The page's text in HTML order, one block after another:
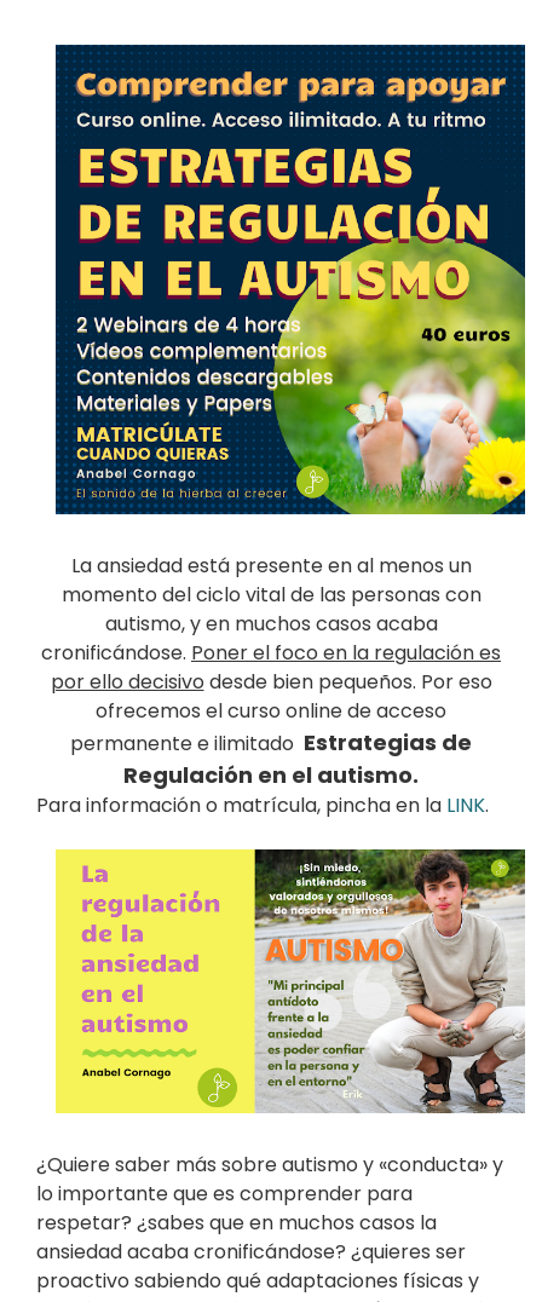
La ansiedad está presente en al menos un
momento del ciclo vital de las personas con
autismo, y en muchos casos acaba
cronificándose. Poner el foco en la regulación es
por ello decisivo desde bien pequeños. Por eso
ofrecemos el curso online de acceso
permanente e ilimitado Estrategias de
Regulación en el autismo.
Para información o matrícula, pincha en la LINK.
¿Quiere saber más sobre autismo y «conducta» y
lo importante que es comprender para
respetar? ¿sabes que en muchos casos la
ansiedad acaba cronificándose? ¿quieres ser
proactivo sabiendo qué adaptaciones físicas y